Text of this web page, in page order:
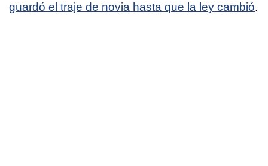
guardó el traje de novia hasta que la ley cambió.